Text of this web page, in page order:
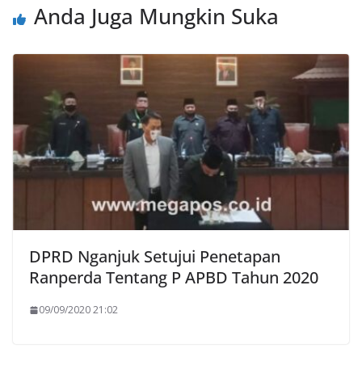
Anda Juga Mungkin Suka
DPRD Nganjuk Setujui Penetapan
Ranperda Tentang P APBD Tahun 2020
09/09/2020 21:02